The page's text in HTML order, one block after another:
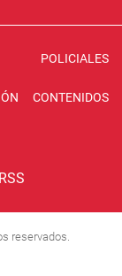
POLICIALES
CONTENIDOS
RSS
reservados.